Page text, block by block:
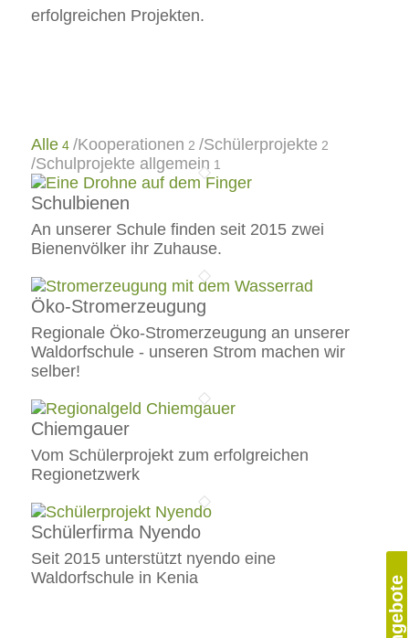
erfolgreichen Projekten.
Alle4 /Kooperationen 2 /Schülerprojekte 2
/Schulprojekte allgemein 1
Schulbienen
An unserer Schule finden seit 2015 zwei
Bienenvölker ihr Zuhause.
Öko-Stromerzeugung
Regionale Öko-Stromerzeugung an unserer
Waldorfschule - unseren Strom machen wir
selber!
Chiemgauer
Vom Schülerprojekt zum erfolgreichen
Regionetzwerk
Schülerfirma Nyendo
Seit 2015 unterstützt nyendo eine
Waldorfschule in Kenia